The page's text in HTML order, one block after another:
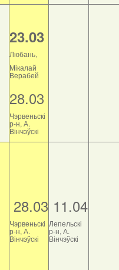
23.03
Любань,
Мікалай
Верабей
28.03
Чэрвеньскі
р-н, А.
Вінчэўскі
28.03
Чэрвеньскі
р-н, А.
Вінчэўскі
11.04
Лепельскі
р-н, А.
Вінчэўскі